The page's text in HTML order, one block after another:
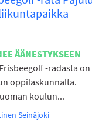
ÄÄNESTYKSEEN
-radasta
oppilaskunnalta.
koulun...
tulokset teeman
Seinäjoki